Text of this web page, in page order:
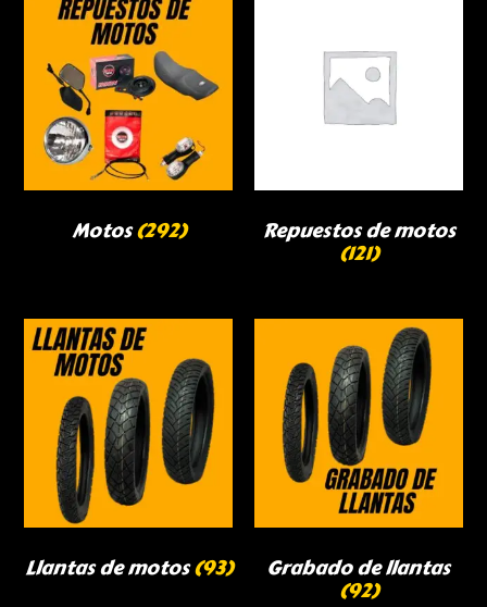
Motos(292) Repuestos de motos
(121)
Llantas de motos(93) Grabado de llantas
(92)